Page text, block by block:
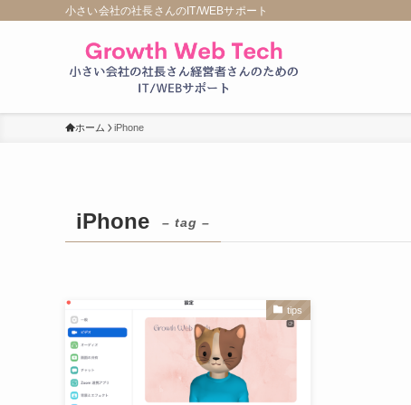
小さい会社の社長さんのIT/WEBサポート
ホーム iPhone
iPhone – tag –
tips